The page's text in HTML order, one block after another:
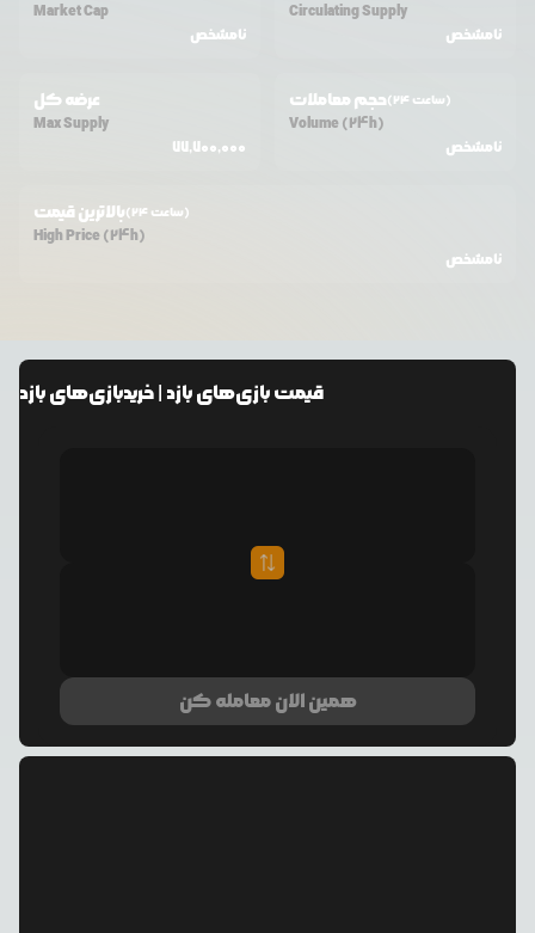
Market Cap
نامشخص
Circulating Supply
نامشخص
عرضه کل
Max Supply
77,700,000
حجم معاملات (24 ساعت)
Volume (24h)
نامشخص
بالاترین قیمت (24 ساعت)
High Price (24h)
نامشخص
قیمتبازی‌های بازد | خریدبازی‌های بازد
همین الان معامله کن